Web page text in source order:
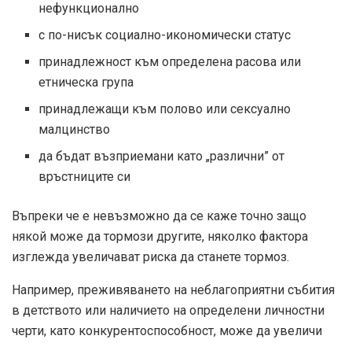
нефункционално
с по-нисък социално-икономически статус
принадлежност към определена расова или
етническа група
принадлежащи към полово или сексуално
малцинство
да бъдат възприемани като „различни” от
връстниците си
Въпреки че е невъзможно да се каже точно защо
някой може да тормози другите, няколко фактора
изглежда увеличават риска да станете тормоз.
Например, преживяването на неблагоприятни събития
в детството или наличието на определени личностни
черти, като конкурентоспособност, може да увеличи